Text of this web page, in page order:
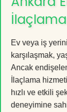
Ev veya iş
karşılaşmak,
Ancak
İlaçlama
hızlı ve etkili
deneyimine